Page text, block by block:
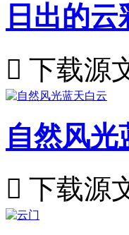
日出的云
 下载源
自然风光
 下载源